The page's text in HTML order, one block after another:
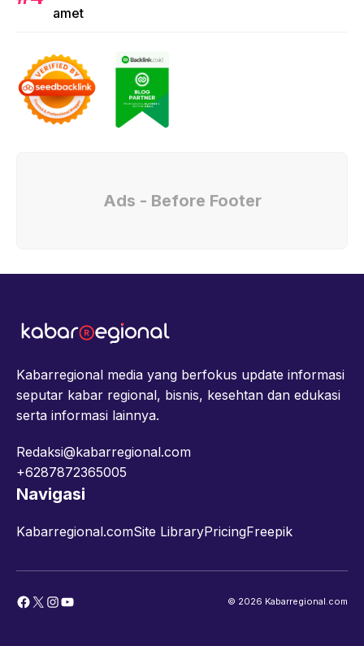
amet
Ads - Before Footer
Kabarregional media yang berfokus update informasi
seputar kabar regional, bisnis, kesehtan dan edukasi
serta informasi lainnya.
Redaksi@kabarregional.com
+6287872365005
Navigasi
Kabarregional.comSite LibraryPricingFreepik
Facebook
X Instagram
YouTube © 2026 Kabarregional.com